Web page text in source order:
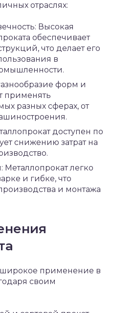
отраслях:
Высокая
обеспечивает
что делает его
в
форм и
применять
разных сферах, от
доступен по
снижению затрат на
Металлопрокат легко
и гибке, что
и монтажа
широкое применение в
своим